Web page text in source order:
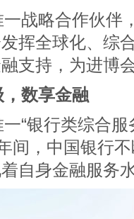
战略合作伙伴
挥全球化、综
支持，为进博
数享金融
“银行类综合
间，中国银行
自身金融服务